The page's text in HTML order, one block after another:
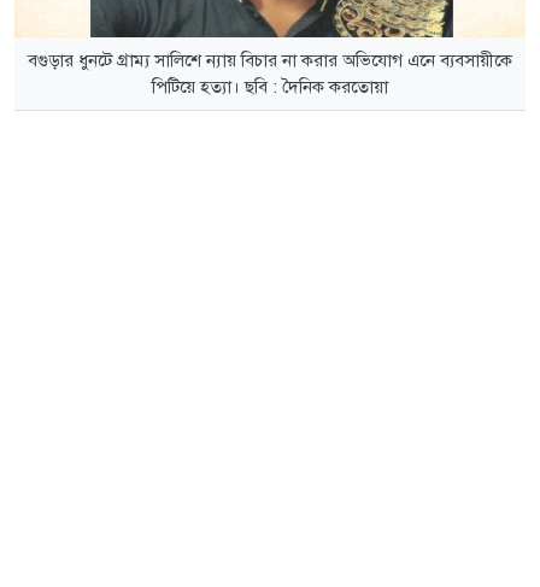
বগুড়ার ধুনটে গ্রাম্য সালিশে ন্যায় বিচার না করার অভিযোগ এনে ব্যবসায়ীকে
পিটিয়ে হত্যা। ছবি : দৈনিক করতোয়া